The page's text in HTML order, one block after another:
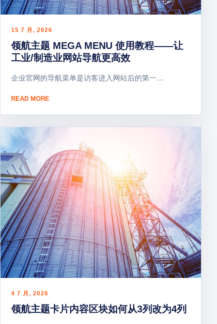
15 7 月, 2026
领航主题 MEGA MENU 使用教程——让
工业/制造业网站导航更高效
企业官网的导航菜单是访客进入网站后的第一…
READ MORE
4 7 月, 2026
领航主题卡片内容区块如何从3列改为4列